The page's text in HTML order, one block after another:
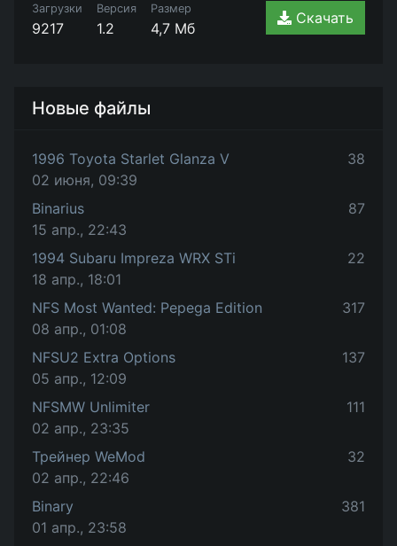
Загрузки
9217
Версия
1.2
Размер
4,7 Мб
Скачать
Новые файлы
1996 Toyota Starlet Glanza V
02 июня, 09:39
38
Binarius
15 апр., 22:43
87
1994 Subaru Impreza WRX STi
18 апр., 18:01
22
NFS Most Wanted: Pepega Edition
08 апр., 01:08
317
NFSU2 Extra Options
05 апр., 12:09
137
NFSMW Unlimiter
02 апр., 23:35
111
Трейнер WeMod
02 апр., 22:46
32
Binary
01 апр., 23:58
381